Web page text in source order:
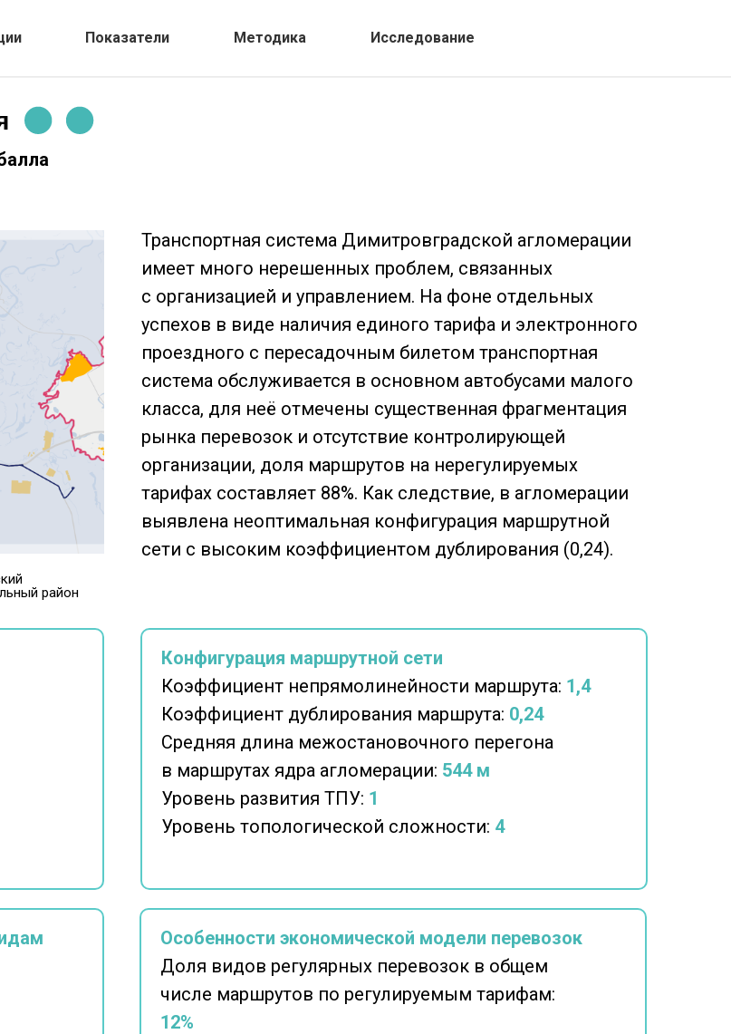
Показатели Методика Исследование
Транспортная система Димитровградской агломерации
имеет много нерешенных проблем, связанных
с организацией и управлением. На фоне отдельных
успехов в виде наличия единого тарифа и электронного
проездного с пересадочным билетом транспортная
система обслуживается в основном автобусами малого
класса, для неё отмечены существенная фрагментация
рынка перевозок и отсутствие контролирующей
организации, доля маршрутов на нерегулируемых
тарифах составляет 88%. Как следствие, в агломерации
выявлена неоптимальная конфигурация маршрутной
сети с высоким коэффициентом дублирования (0,24).
Конфигурация маршрутной сети
Коэффициент непрямолинейности маршрута: 1,4
Коэффициент дублирования маршрута: 0,24
Средняя длина межостановочного перегона
в маршрутах ядра агломерации: 544 м
Уровень развития ТПУ: 1
Уровень топологической сложности: 4
Особенности экономической модели перевозок
Доля видов регулярных перевозок в общем
числе маршрутов по регулируемым тарифам:
12%
район